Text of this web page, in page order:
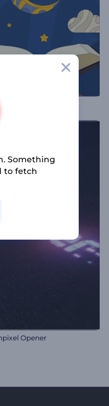
Al-Quran Grüße
Opener
Something
to fetch